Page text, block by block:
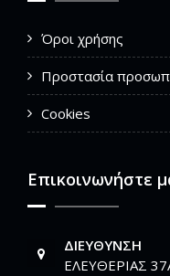
Όροι χρήσης
Προστασία
Cookies
Επικοινωνήστε
ΔΙΕΎΘΥΝΣΗ
ΕΛΕΥΘΕΡΙΑΣ